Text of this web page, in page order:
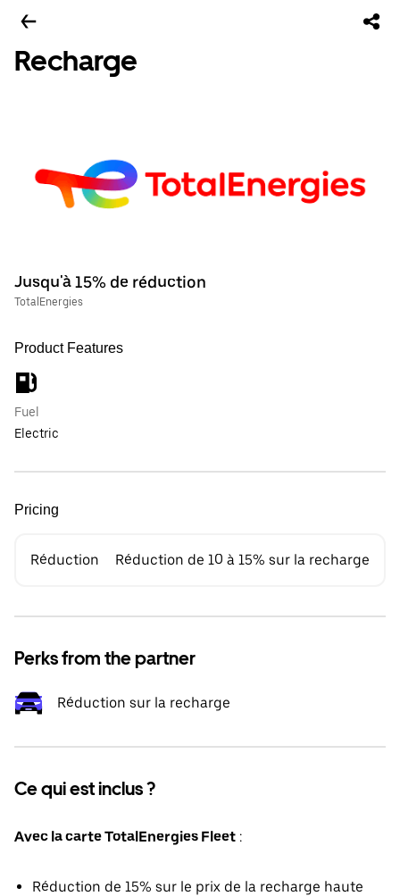
Recharge
Jusqu'à 15% de réduction
TotalEnergies
Product Features
Fuel
Electric
Pricing
Réduction Réduction de 10 à 15% sur la recharge
Perks from the partner
Réduction sur la recharge
Ce qui est inclus ?
Avec la carte TotalEnergies Fleet :
Réduction de 15% sur le prix de la recharge haute